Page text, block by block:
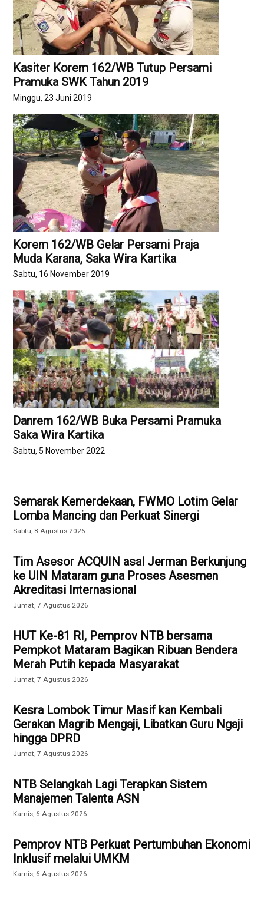
Kasiter Korem 162/WB Tutup Persami
Pramuka SWK Tahun 2019
Minggu, 23 Juni 2019
Korem 162/WB Gelar Persami Praja
Muda Karana, Saka Wira Kartika
Sabtu, 16 November 2019
Danrem 162/WB Buka Persami Pramuka
Saka Wira Kartika
Sabtu, 5 November 2022
Semarak Kemerdekaan, FWMO Lotim Gelar
Lomba Mancing dan Perkuat Sinergi
Sabtu, 8 Agustus 2026
Tim Asesor ACQUIN asal Jerman Berkunjung
ke UIN Mataram guna Proses Asesmen
Akreditasi Internasional
Jumat, 7 Agustus 2026
HUT Ke-81 RI, Pemprov NTB bersama
Pempkot Mataram Bagikan Ribuan Bendera
Merah Putih kepada Masyarakat
Jumat, 7 Agustus 2026
Kesra Lombok Timur Masif kan Kembali
Gerakan Magrib Mengaji, Libatkan Guru Ngaji
hingga DPRD
Jumat, 7 Agustus 2026
NTB Selangkah Lagi Terapkan Sistem
Manajemen Talenta ASN
Kamis, 6 Agustus 2026
Pemprov NTB Perkuat Pertumbuhan Ekonomi
Inklusif melalui UMKM
Kamis, 6 Agustus 2026